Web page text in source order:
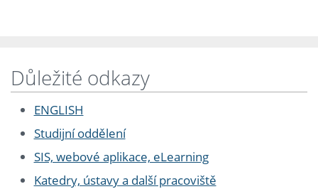
Důležité odkazy
ENGLISH
Studijní oddělení
SIS, webové aplikace, eLearning
Katedry, ústavy a další pracoviště